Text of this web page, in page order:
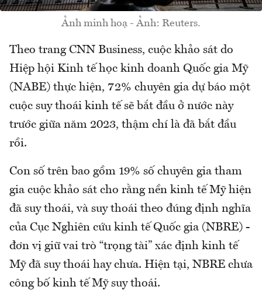
Ảnh minh hoạ - Ảnh: Reuters.
Theo trang CNN Business, cuộc khảo sát do
Hiệp hội Kinh tế học kinh doanh Quốc gia Mỹ
(NABE) thực hiện, 72% chuyên gia dự báo một
cuộc suy thoái kinh tế sẽ bắt đầu ở nước này
trước giữa năm 2023, thậm chí là đã bắt đầu
rồi.
Con số trên bao gồm 19% số chuyên gia tham
gia cuộc khảo sát cho rằng nền kinh tế Mỹ hiện
đã suy thoái, và suy thoái theo đúng định nghĩa
của Cục Nghiên cứu kinh tế Quốc gia (NBRE) -
đơn vị giữ vai trò “trọng tài” xác định kinh tế
Mỹ đã suy thoái hay chưa. Hiện tại, NBRE chưa
công bố kinh tế Mỹ suy thoái.